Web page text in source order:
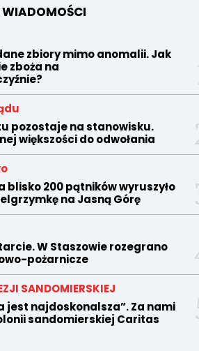
zbiory mimo anomalii. Jak
zboża na
pozostaje na stanowisku.
większości do odwołania
blisko 200 pątników wyruszyło
na Jasną Górę
W Staszowie rozegrano
pożarnicze
SANDOMIERSKIEJ
jest najdoskonalsza”. Za nami
sandomierskiej Caritas